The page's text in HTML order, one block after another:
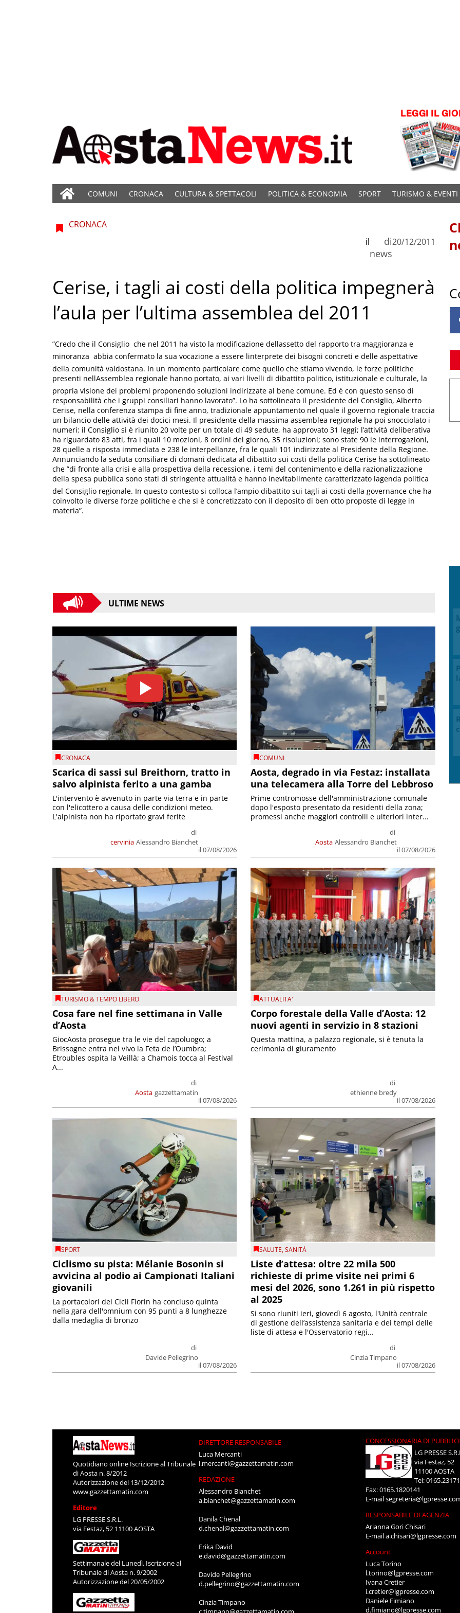
COMUNI CRONACA CULTURA & SPETTACOLI POLITICA & ECONOMIA SPORT TURISMO & EVENTI
CRONACA
di
news
il 20/12/2011
Cerise, i tagli ai costi della politica impegnerà
l’aula per l’ultima assemblea del 2011
”Credo che il Consiglio  che nel 2011 ha visto la modificazione dellassetto del rapporto tra maggioranza e
minoranza  abbia confermato la sua vocazione a essere linterprete dei bisogni concreti e delle aspettative
della comunità valdostana. In un momento particolare come quello che stiamo vivendo, le forze politiche
presenti nellAssemblea regionale hanno portato, ai vari livelli di dibattito politico, istituzionale e culturale, la
propria visione dei problemi proponendo soluzioni indirizzate al bene comune. Ed è con questo senso di
responsabilità che i gruppi consiliari hanno lavorato”. Lo ha sottolineato il presidente del Consiglio, Alberto
Cerise, nella conferenza stampa di fine anno, tradizionale appuntamento nel quale il governo regionale traccia
un bilancio delle attività dei docici mesi. Il presidente della massima assemblea regionale ha poi snocciolato i
numeri: il Consiglio si è riunito 20 volte per un totale di 49 sedute, ha approvato 31 leggi; l’attività deliberativa
ha riguardato 83 atti, fra i quali 10 mozioni, 8 ordini del giorno, 35 risoluzioni; sono state 90 le interrogazioni,
28 quelle a risposta immediata e 238 le interpellanze, fra le quali 101 indirizzate al Presidente della Regione.
Annunciando la seduta consiliare di domani dedicata al dibattito sui costi della politica Cerise ha sottolineato
che ”di fronte alla crisi e alla prospettiva della recessione, i temi del contenimento e della razionalizzazione
della spesa pubblica sono stati di stringente attualità e hanno inevitabilmente caratterizzato lagenda politica
del Consiglio regionale. In questo contesto si colloca l’ampio dibattito sui tagli ai costi della governance che ha
coinvolto le diverse forze politiche e che si è concretizzato con il deposito di ben otto proposte di legge in
materia”.
ULTIME NEWS
CRONACA
Scarica di sassi sul Breithorn, tratto in
salvo alpinista ferito a una gamba
cervinia
di
Alessandro Bianchet
il 07/08/2026
L'intervento è avvenuto in parte via terra e in parte
con l'elicottero a causa delle condizioni meteo.
L'alpinista non ha riportato gravi ferite
COMUNI
Aosta, degrado in via Festaz: installata
una telecamera alla Torre del Lebbroso
Aosta
di
Alessandro Bianchet
il 07/08/2026
Prime contromosse dell'amministrazione comunale
dopo l'esposto presentato da residenti della zona;
promessi anche maggiori controlli e ulteriori inter...
TURISMO & TEMPO LIBERO
Cosa fare nel fine settimana in Valle
d’Aosta
Aosta
di
gazzettamatin
il 07/08/2026
GiocAosta prosegue tra le vie del capoluogo; a
Brissogne entra nel vivo la Feta de l’Oumbra;
Etroubles ospita la Veillà; a Chamois tocca al Festival
A...
ATTUALITA'
Corpo forestale della Valle d’Aosta: 12
nuovi agenti in servizio in 8 stazioni
di
ethienne bredy
il 07/08/2026
Questa mattina, a palazzo regionale, si è tenuta la
cerimonia di giuramento
SPORT
Ciclismo su pista: Mélanie Bosonin si
avvicina al podio ai Campionati Italiani
giovanili
di
Davide Pellegrino
il 07/08/2026
La portacolori del Cicli Fiorin ha concluso quinta
nella gara dell'omnium con 95 punti a 8 lunghezze
dalla medaglia di bronzo
SALUTE,SANITÀ
Liste d’attesa: oltre 22 mila 500
richieste di prime visite nei primi 6
mesi del 2026, sono 1.261 in più rispetto
al 2025
di
Cinzia Timpano
il 07/08/2026
Si sono riuniti ieri, giovedì 6 agosto, l'Unità centrale
di gestione dell’assistenza sanitaria e dei tempi delle
liste di attesa e l'Osservatorio regi...
Quotidiano online Iscrizione al Tribunale
di Aosta n. 8/2012
Autorizzazione del 13/12/2012
www.gazzettamatin.com
Editore
LG PRESSE S.R.L.
via Festaz, 52 11100 AOSTA
Settimanale del Lunedì. Iscrizione al
Tribunale di Aosta n. 9/2002
Autorizzazione del 20/05/2002
DIRETTORE RESPONSABILE
Luca Mercanti
l.mercanti@gazzettamatin.com
REDAZIONE
Alessandro Bianchet
a.bianchet@gazzettamatin.com
Danila Chenal
d.chenal@gazzettamatin.com
Erika David
e.david@gazzettamatin.com
Davide Pellegrino
d.pellegrino@gazzettamatin.com
Cinzia Timpano
CONCESSIONARIA DI
LG PRESSE
via Festaz, 52
11100 AOSTA
Tel:
Fax: 0165.1820141
E-mail
RESPONSABILE DI AGENZIA
Arianna Gori Chisari
E-maila.chisari@lgpresse.com
Account
Luca Torino
l.torino@lgpresse.com
Ivana Cretier
i.cretier@lgpresse.com
Daniele Fimiano
d.fimiano@lgpresse.com